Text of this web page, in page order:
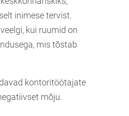
inimese tervist.
kui ruumid on
mis tõstab
kontoritöötajate
mõju.